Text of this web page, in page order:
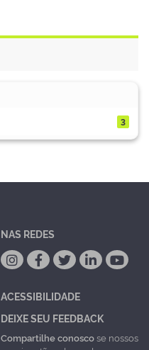
3
NAS REDES
ACESSIBILIDADE
DEIXE SEU FEEDBACK
Compartilhe conoscose nossos